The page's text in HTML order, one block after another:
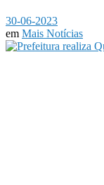
30-06-2023
em Mais Notícias